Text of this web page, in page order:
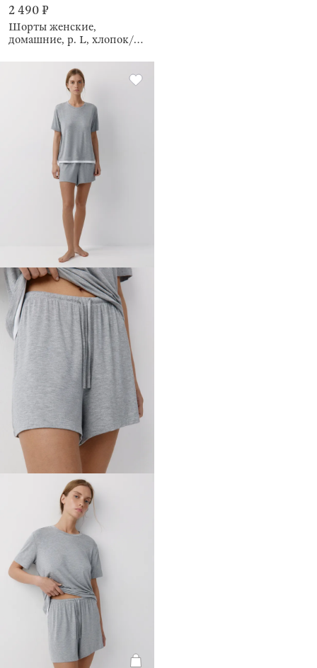
2 490 ₽
Шорты женские,
домашние, р. L, хлопок/
Relina